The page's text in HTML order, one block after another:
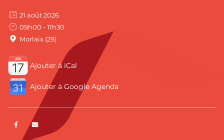
21 août 2026
09h00 - 11h30
Morlaix (29)
Ajouter à iCal
Ajouter à Google Agenda
Partager sur Facebook
ENVOYER PAR E-MAIL